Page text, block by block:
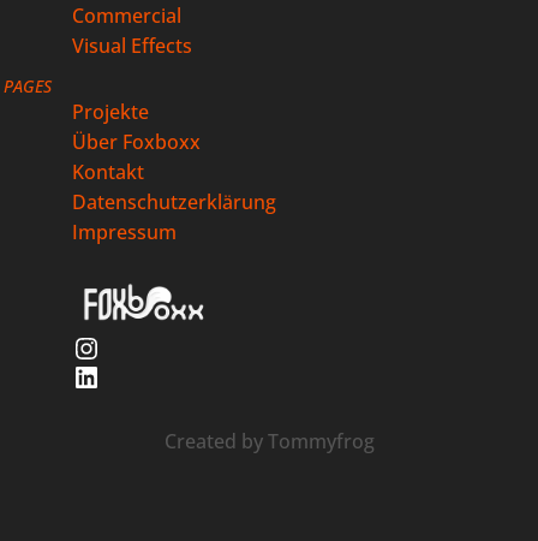
Commercial
Visual Effects
PAGES
Projekte
Über Foxboxx
Kontakt
Datenschutzerklärung
Impressum
Instagram
LinkedIn
Created byTommyfrog